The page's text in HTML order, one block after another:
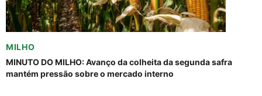
MILHO
MINUTO DO MILHO: Avanço da colheita da segunda safra
mantém pressão sobre o mercado interno